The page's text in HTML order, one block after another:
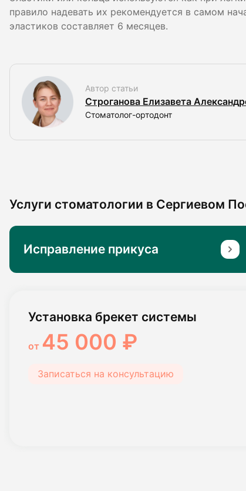
правило надевать их рекомендуется в самом
эластиков составляет 6 месяцев.
Автор статьи
Строганова Елизавета
Стоматолог-ортодонт
Услуги стоматологии в Сергиевом
Исправление прикуса
Установка брекет системы
от 45 000 ₽
Записаться на консультацию